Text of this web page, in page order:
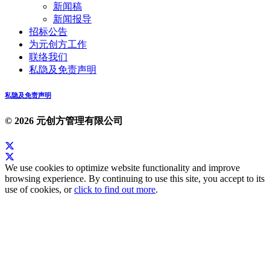
新闻稿
新闻报导
招标公告
为元创方工作
联络我们
私隐及免责声明
私隐及免责声明
© 2026 元创方管理有限公司
We use cookies to optimize website functionality and improve
browsing experience. By continuing to use this site, you accept to its
use of cookies, orclick to find out more.